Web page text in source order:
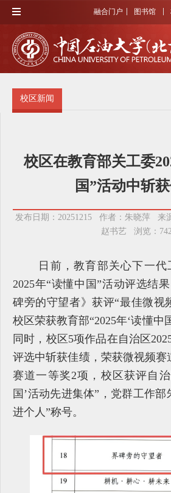
融合门户 图书馆
校区新闻
校区在教育部关工委
国”活动中斩
发布日期：20251215 作者：朱晓萍 来
赵书艺 浏览： 742
日前，教育部关心下一
2025年“读懂中国”活动评选结
碑旁的守望者》获评“最佳微视
校区荣获教育部“2025年‘读懂中
同时，校区5项作品在自治区
评选中斩获佳绩，荣获微视频赛
赛道一等奖2项，校区获评自治
国’活动先进集体”，党群工作
进个人”称号。